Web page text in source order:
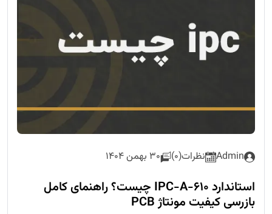
Admin نظرات(0) 30 بهمن 1404
استاندارد IPC-A-610 چیست؟ راهنمای کامل
بازرسی کیفیت مونتاژ PCB